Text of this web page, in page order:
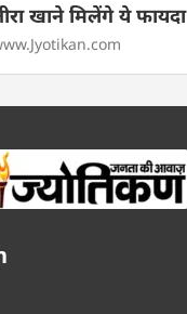
खाने मिलेंगे ये फायदा